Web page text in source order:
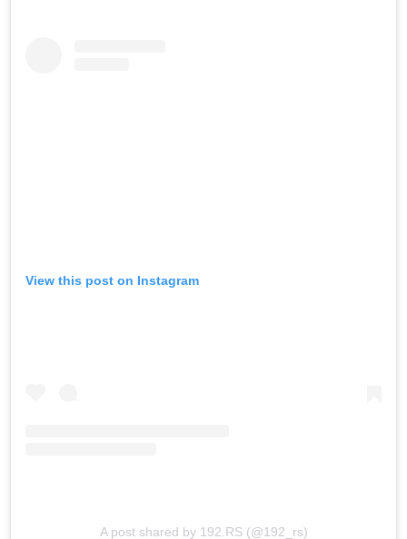
View this post on Instagram
A post shared by 192.RS (@192_rs)